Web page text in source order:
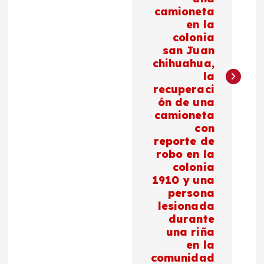
camioneta
en la
colonia
san Juan
chihuahua,
la
recuperaci
ón de una
camioneta
con
reporte de
robo en la
colonia
1910 y una
persona
lesionada
durante
una riña
en la
comunidad